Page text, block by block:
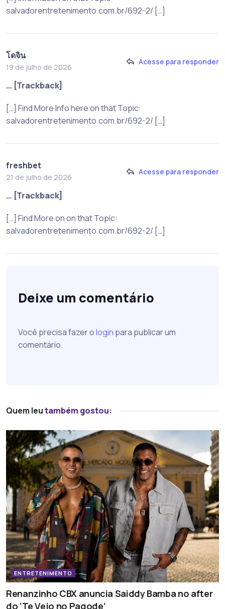
salvadorentretenimento.com.br/692-2/ […]
โดจิน
19 de julho de 2026
Acesse para responder
… [Trackback]
[…] Find More Info here on that Topic:
salvadorentretenimento.com.br/692-2/ […]
freshbet
21 de julho de 2026
Acesse para responder
… [Trackback]
[…] Find More on on that Topic:
salvadorentretenimento.com.br/692-2/ […]
Deixe um comentário
Você precisa fazer ologin para publicar um
comentário.
Quem leutambém gostou:
ENTRETENIMENTO
Renanzinho CBX anuncia Saiddy Bamba no after
do ‘Te Vejo no Pagode’